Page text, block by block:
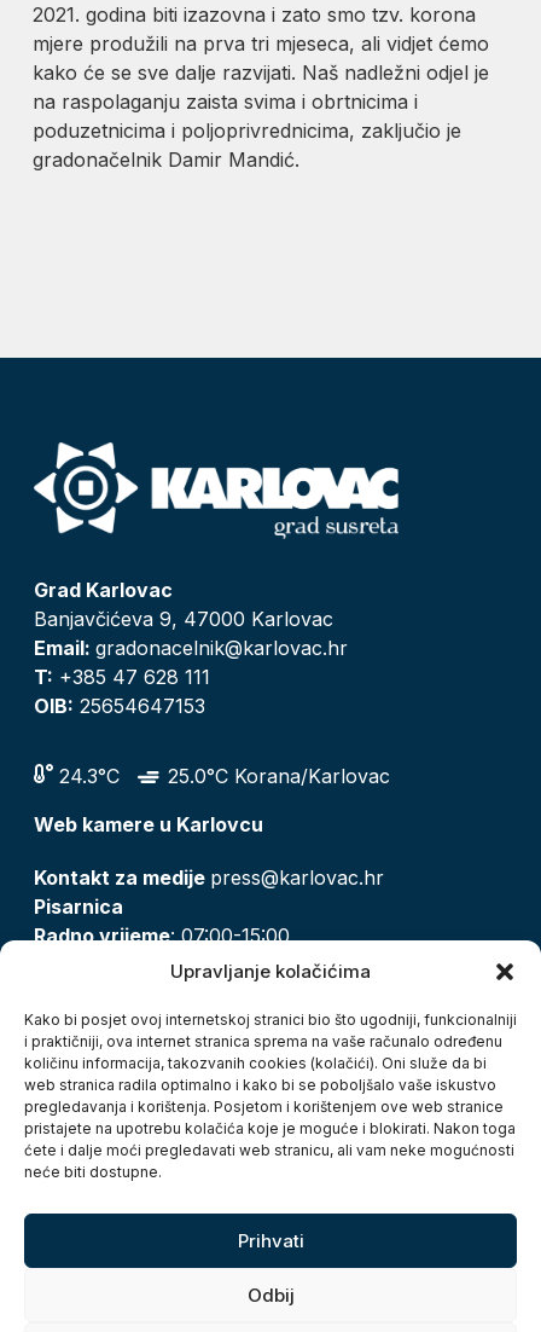
Upravljanje kolačićima
Kako bi posjet ovoj internetskoj stranici bio što ugodniji, funkcionalniji
i praktičniji, ova internet stranica sprema na vaše računalo određenu
količinu informacija, takozvanih cookies (kolačići). Oni služe da bi
web stranica radila optimalno i kako bi se poboljšalo vaše iskustvo
pregledavanja i korištenja. Posjetom i korištenjem ove web stranice
pristajete na upotrebu kolačića koje je moguće i blokirati. Nakon toga
ćete i dalje moći pregledavati web stranicu, ali vam neke mogućnosti
neće biti dostupne.
Prihvati
Odbij
2021. godina biti izazovna i zato smo tzv. korona
mjere produžili na prva tri mjeseca, ali vidjet ćemo
kako će se sve dalje razvijati. Naš nadležni odjel je
na raspolaganju zaista svima i obrtnicima i
poduzetnicima i poljoprivrednicima, zaključio je
gradonačelnik Damir Mandić.
Grad Karlovac
Banjavčićeva 9, 47000 Karlovac
Email: gradonacelnik@karlovac.hr
T: +385 47 628 111
OIB: 25654647153
24.3°C
25.0°C Korana/Karlovac
Web kamere u Karlovcu
Kontakt za medije press@karlovac.hr
Pisarnica
Radno vrijeme: 07:00-15:00
pisarnica@karlovac.hr
Zaštita osobnih podataka
Pristup informacijama
Kolačići
Izjava o pristupačnosti
Turistička zajednica grada Karlovca